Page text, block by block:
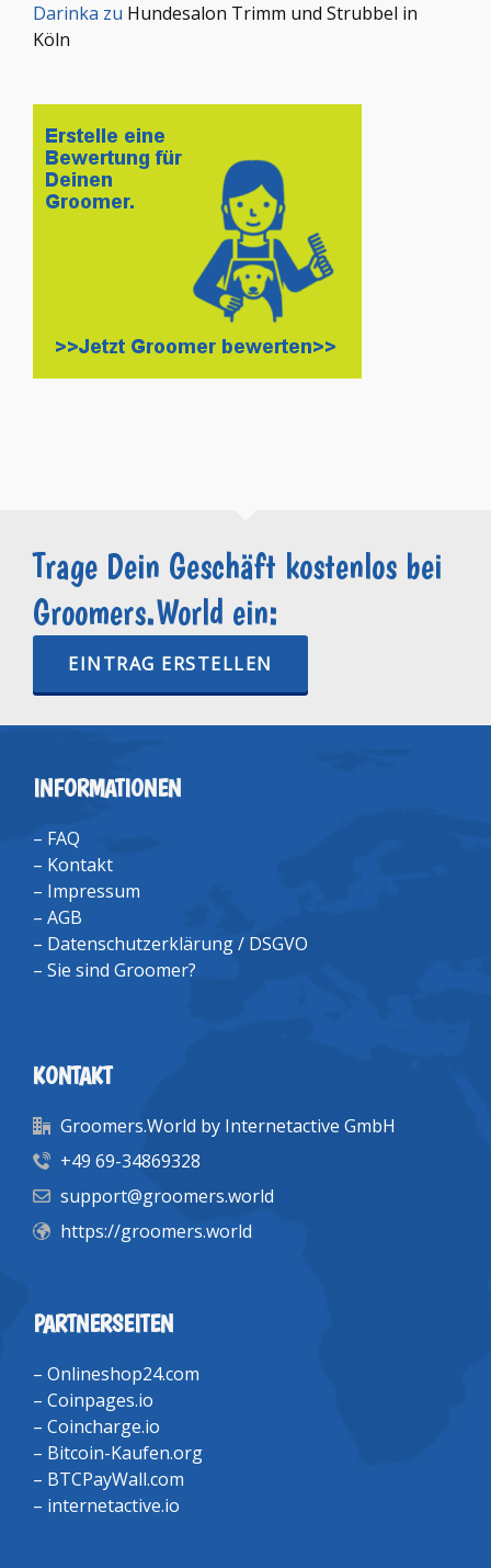
Darinka zu Hundesalon Trimm und Strubbel in
Köln
Trage Dein Geschäft kostenlos bei
Groomers.World ein:
EINTRAG ERSTELLEN
INFORMATIONEN
– FAQ
– Kontakt
– Impressum
– AGB
– Datenschutzerklärung / DSGVO
– Sie sind Groomer?
KONTAKT
Groomers.World by Internetactive GmbH
+49 69-34869328
support@groomers.world
https://groomers.world
PARTNERSEITEN
– Onlineshop24.com
– Coinpages.io
– Coincharge.io
– Bitcoin-Kaufen.org
– BTCPayWall.com
– internetactive.io